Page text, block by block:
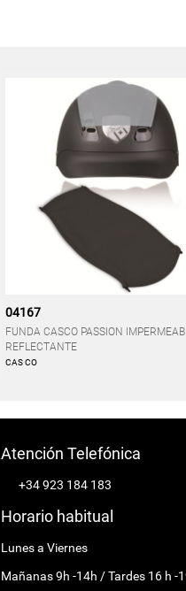
04167
FUNDA CASCO PASSION
REFLECTANTE
CAS CO
Atención Telefónica
+34 923 184 183
Horario habitual
Lunes a Viernes
Mañanas 9h -14h / Tardes 16 h -